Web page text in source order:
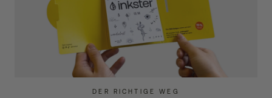
DER RICHTIGE WEG